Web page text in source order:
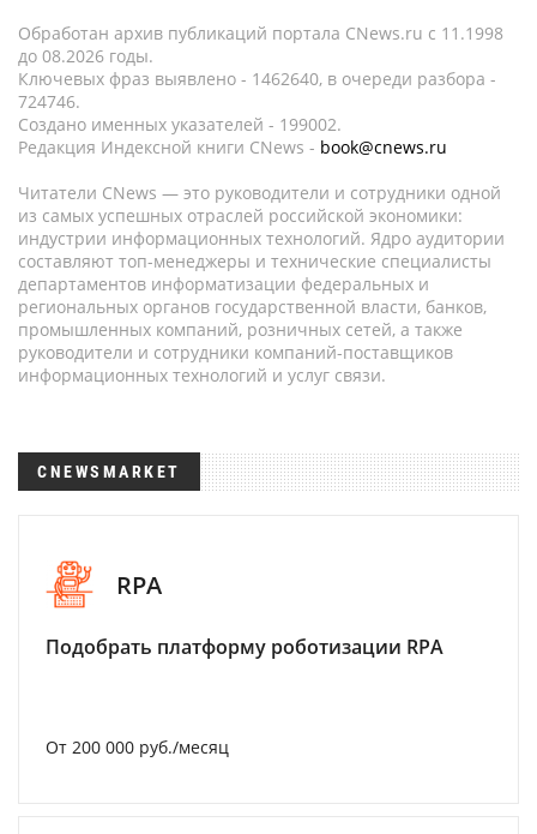
Обработан архив публикаций портала CNews.ru c 11.1998
до 08.2026 годы.
Ключевых фраз выявлено - 1462640, в очереди разбора -
724746.
Создано именных указателей - 199002.
Редакция Индексной книги CNews - book@cnews.ru
Читатели CNews — это руководители и сотрудники одной
из самых успешных отраслей российской экономики:
индустрии информационных технологий. Ядро аудитории
составляют топ-менеджеры и технические специалисты
департаментов информатизации федеральных и
региональных органов государственной власти, банков,
промышленных компаний, розничных сетей, а также
руководители и сотрудники компаний-поставщиков
информационных технологий и услуг связи.
CNEWSMARKET
RPA
Подобрать платформу роботизации RPA
От 200 000 руб./месяц